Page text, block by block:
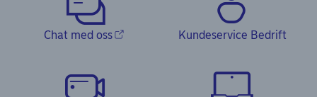
Chat med oss Kundeservice Bedrift